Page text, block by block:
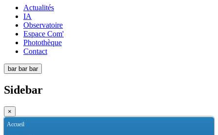
Actualités
IA
Observatoire
Espace Com'
Photothèque
Contact
bar bar bar
Sidebar
×
Accueil